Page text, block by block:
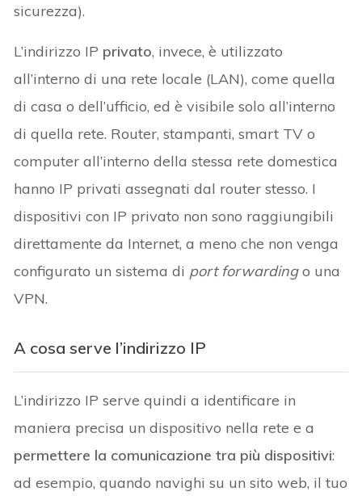
sicurezza).
L’indirizzo IP privato, invece, è utilizzato
all’interno di una rete locale (LAN), come quella
di casa o dell’ufficio, ed è visibile solo all’interno
di quella rete. Router, stampanti, smart TV o
computer all’interno della stessa rete domestica
hanno IP privati assegnati dal router stesso. I
dispositivi con IP privato non sono raggiungibili
direttamente da Internet, a meno che non venga
configurato un sistema di port forwardingo una
VPN.
A cosa serve l’indirizzo IP
L’indirizzo IP serve quindi a identificare in
maniera precisa un dispositivo nella rete e a
permettere la comunicazione tra più dispositivi:
ad esempio, quando navighi su un sito web, il tuo